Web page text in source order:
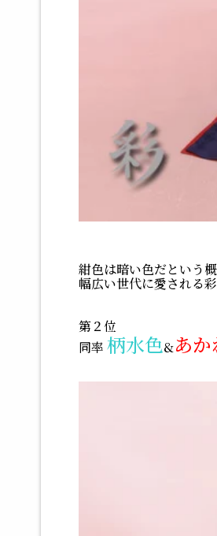
紺色は暗い色だという
幅広い世代に愛される
第２位
同率 柄水色&あ